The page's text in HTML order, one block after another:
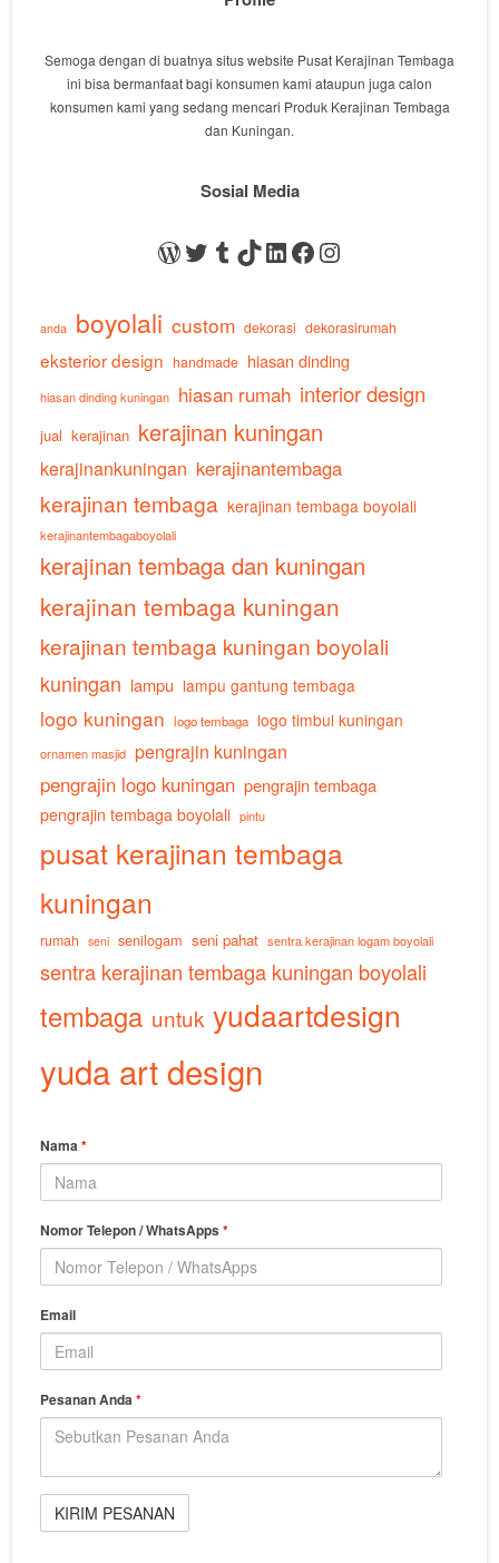
Semoga dengan di buatnya situs website Pusat Kerajinan Tembaga
ini bisa bermanfaat bagi konsumen kami ataupun juga calon
konsumen kami yang sedang mencari Produk Kerajinan Tembaga
dan Kuningan.
Sosial Media
WordPress
Twitter
Tumblr
TikTok
LinkedIn
Facebook
Instagram
anda boyolali custom dekorasi dekorasirumah
eksterior design handmade hiasan dinding
hiasan dinding kuningan hiasan rumah interior design
jual kerajinan kerajinan kuningan
kerajinankuningan kerajinantembaga
kerajinan tembaga kerajinan tembaga boyolali
kerajinantembagaboyolali
kerajinan tembaga dan kuningan
kerajinan tembaga kuningan
kerajinan tembaga kuningan boyolali
kuningan lampu lampu gantung tembaga
logo kuningan logo tembaga logo timbul kuningan
ornamen masjid pengrajin kuningan
pengrajin logo kuningan pengrajin tembaga
pengrajin tembaga boyolali pintu
pusat kerajinan tembaga
kuningan
rumah seni senilogam seni pahat sentra kerajinan logam boyolali
sentra kerajinan tembaga kuningan boyolali
tembaga untuk yudaartdesign
yuda art design
Nama*
Nomor Telepon / WhatsApps*
Email
Pesanan Anda*